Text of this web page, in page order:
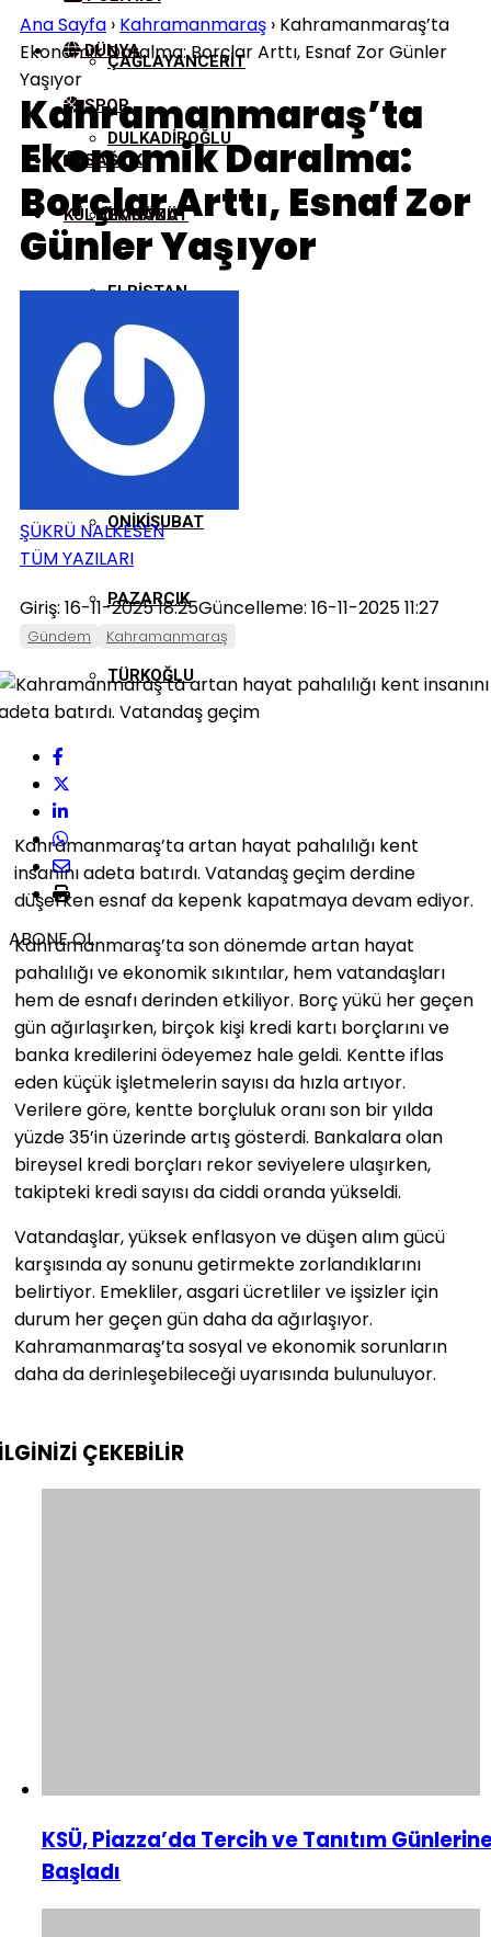
ÇAĞLAYANCERIT
DULKADIROĞLU
EKINÖZÜ
ELBISTAN
GÖKSUN
NURHAK
ONIKIŞUBAT
PAZARCIK
TÜRKOĞLU
DÜNYA
SPOR
SAĞLIK
KÜLTÜR/SANAT
Ana Sayfa › Kahramanmaraş › Kahramanmaraş’ta
Ekonomik Daralma: Borçlar Arttı, Esnaf Zor Günler
Yaşıyor
Kahramanmaraş’ta
Ekonomik Daralma:
Borçlar Arttı, Esnaf Zor
Günler Yaşıyor
ŞÜKRÜ NALKESEN
TÜM YAZILARI
Giriş: 16-11-2025 18:25Güncelleme: 16-11-2025 11:27
Gündem Kahramanmaraş
ABONE OL
Kahramanmaraş’ta artan hayat pahalılığı kent
insanını adeta batırdı. Vatandaş geçim derdine
düşerken esnaf da kepenk kapatmaya devam ediyor.
Kahramanmaraş’ta son dönemde artan hayat
pahalılığı ve ekonomik sıkıntılar, hem vatandaşları
hem de esnafı derinden etkiliyor. Borç yükü her geçen
gün ağırlaşırken, birçok kişi kredi kartı borçlarını ve
banka kredilerini ödeyemez hale geldi. Kentte iflas
eden küçük işletmelerin sayısı da hızla artıyor.
Verilere göre, kentte borçluluk oranı son bir yılda
yüzde 35’in üzerinde artış gösterdi. Bankalara olan
bireysel kredi borçları rekor seviyelere ulaşırken,
takipteki kredi sayısı da ciddi oranda yükseldi.
Vatandaşlar, yüksek enflasyon ve düşen alım gücü
karşısında ay sonunu getirmekte zorlandıklarını
belirtiyor. Emekliler, asgari ücretliler ve işsizler için
durum her geçen gün daha da ağırlaşıyor.
Kahramanmaraş’ta sosyal ve ekonomik sorunların
daha da derinleşebileceği uyarısında bulunuluyor.
ÇEKEBİLİR
KSÜ, Piazza’da Tercih ve Tanıtım
Başladı